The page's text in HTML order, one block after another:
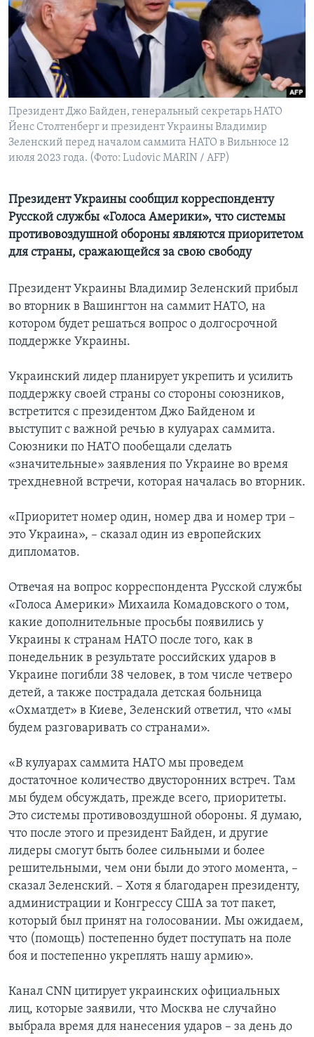
Learning English
СОЦИАЛЬНЫЕ СЕТИ
Языки
Президент Джо Байден, генеральный секретарь НАТО
Йенс Столтенберг и президент Украины Владимир
Зеленский перед началом саммита НАТО в Вильнюсе 12
июля 2023 года. (Фото: Ludovic MARIN / AFP)
Президент Украины сообщил корреспонденту
Русской службы «Голоса Америки», что системы
противовоздушной обороны являются приоритетом
для страны, сражающейся за свою свободу
Президент Украины Владимир Зеленский прибыл
во вторник в Вашингтон на саммит НАТО, на
котором будет решаться вопрос о долгосрочной
поддержке Украины.
Украинский лидер планирует укрепить и усилить
поддержку своей страны со стороны союзников,
встретится с президентом Джо Байденом и
выступит с важной речью в кулуарах саммита.
Союзники по НАТО пообещали сделать
«значительные» заявления по Украине во время
трехдневной встречи, которая началась во вторник.
«Приоритет номер один, номер два и номер три –
это Украина», – сказал один из европейских
дипломатов.
Отвечая на вопрос корреспондента Русской службы
«Голоса Америки» Михаила Комадовского о том,
какие дополнительные просьбы появились у
Украины к странам НАТО после того, как в
понедельник в результате российских ударов в
Украине погибли 38 человек, в том числе четверо
детей, а также пострадала детская больница
«Охматдет» в Киеве, Зеленский ответил, что «мы
будем разговаривать со странами».
«В кулуарах саммита НАТО мы проведем
достаточное количество двусторонних встреч. Там
мы будем обсуждать, прежде всего, приоритеты.
Это системы противовоздушной обороны. Я думаю,
что после этого и президент Байден, и другие
лидеры смогут быть более сильными и более
решительными, чем они были до этого момента, –
сказал Зеленский. – Хотя я благодарен президенту,
администрации и Конгрессу США за тот пакет,
который был принят на голосовании. Мы ожидаем,
что (помощь) постепенно будет поступать на поле
боя и постепенно укреплять нашу армию».
Канал CNN цитирует украинских официальных
лиц, которые заявили, что Москва не случайно
выбрала время для нанесения ударов – за день до